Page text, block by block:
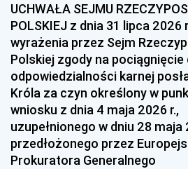
1954 1953
1951 1950
1948 1947
1939 1938
1936 1930
UCHWAŁA SEJMU
POLSKIEJ z dnia 31 lipca 2026
wyrażenia przez Sejm
Polskiej zgody na pociągnięcie
odpowiedzialności karnej
Króla za czyn określony w
wniosku z dnia 4 maja 2026 r.,
uzupełnionego w dniu 28 maja
przedłożonego przez
Prokuratora Generalnego